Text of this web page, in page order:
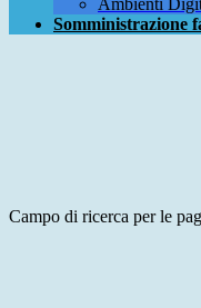
Ambienti
Somministrazione
Campo di ricerca per le